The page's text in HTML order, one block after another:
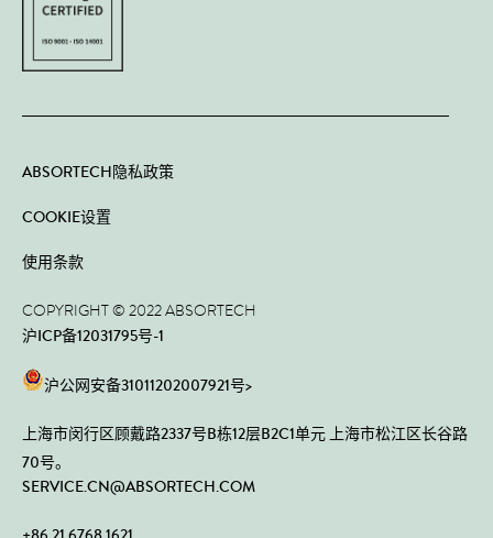
ABSORTECH隐私政策
COOKIE设置
使用条款
COPYRIGHT © 2022 ABSORTECH
沪ICP备12031795号-1
沪公网安备31011202007921号>
上海市闵行区顾戴路2337号B栋12层B2C1单元 上海市松江区长谷路
70号。
SERVICE.CN@ABSORTECH.COM